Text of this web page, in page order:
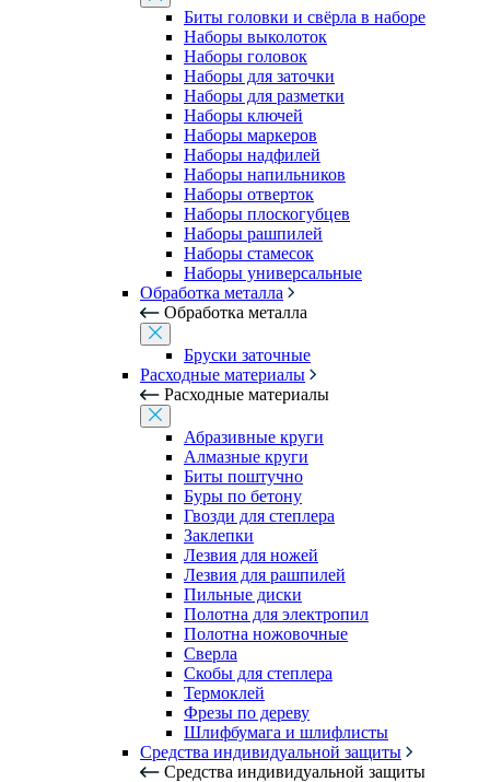
Биты головки и свёрла в наборе
Наборы выколоток
Наборы головок
Наборы для заточки
Наборы для разметки
Наборы ключей
Наборы маркеров
Наборы надфилей
Наборы напильников
Наборы отверток
Наборы плоскогубцев
Наборы рашпилей
Наборы стамесок
Наборы универсальные
Обработка металла
Обработка металла
Бруски заточные
Расходные материалы
Расходные материалы
Абразивные круги
Алмазные круги
Биты поштучно
Буры по бетону
Гвозди для степлера
Заклепки
Лезвия для ножей
Лезвия для рашпилей
Пильные диски
Полотна для электропил
Полотна ножовочные
Сверла
Скобы для степлера
Термоклей
Фрезы по дереву
Шлифбумага и шлифлисты
Средства индивидуальной защиты
Средства индивидуальной защиты